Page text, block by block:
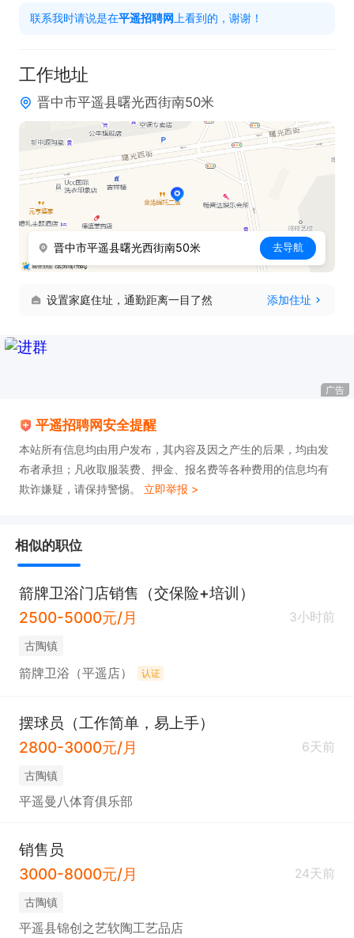
训。
2. 具备耐心、爱心与责任心，善于沟通交流。
3. 拥有宝宝水育师资格证者优先考虑（可招学员），
公司提供免费培训及广阔晋升空间。
联系我时请说是在平遥招聘网 上看到的，谢谢！
工作地址
晋中市平遥县曙光西街南50米
晋中市平遥县曙光西街南50米 去导航
设置家庭住址，通勤距离一目了然 添加住址
广告
平遥招聘网安全提醒
本站所有信息均由用户发布，其内容及因之产生的后果，均由发
布者承担；凡收取服装费、押金、报名费等各种费用的信息均有
欺诈嫌疑，请保持警惕。 立即举报 >
相似的职位
箭牌卫浴门店销售（交保险+培训）
2500-5000元/月
3小时前
古陶镇
箭牌卫浴（平遥店） 认证
摆球员（工作简单，易上手）
2800-3000元/月
6天前
古陶镇
平遥曼八体育俱乐部
销售员
3000-8000元/月
24天前
古陶镇
平遥县锦创之艺软陶工艺品店